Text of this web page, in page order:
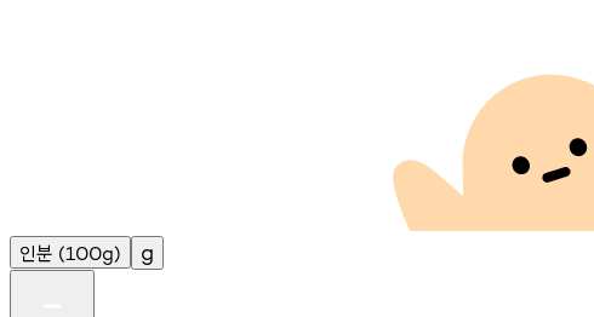
인분 (100g) g